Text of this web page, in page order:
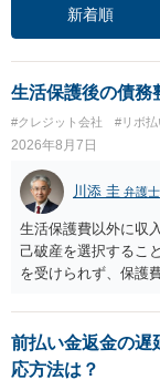
新着順
生活保護後の債務
#クレジット会社 #リボ払
2026年8月7日
川添 圭 弁護士
生活保護費以外に収
己破産を選択するこ
を受けられず、保護
士費用は法テラスが
くれるため、弁護士
前払い金返金の遅
応方法は？